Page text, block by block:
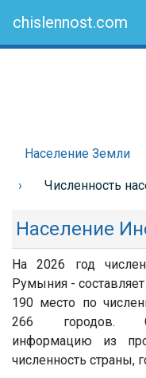
chislennost.com
Население Земли
Численность
Население
На 2026 год
Румыния - составляет
190 место по
266 городов.
информацию из
численность страны,